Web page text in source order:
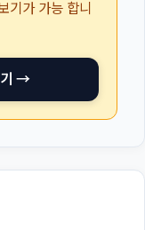
기가 가능 합니
기 →